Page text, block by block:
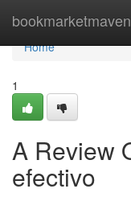
bookmarketmaven
Home
Home
1
A Review
efectivo